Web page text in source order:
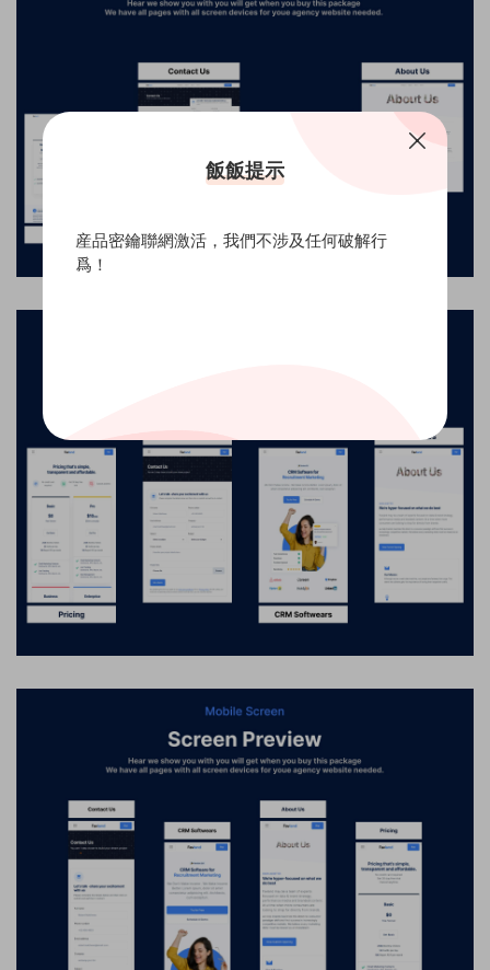
飯飯提示
産品密鑰聯網激活，我們不涉及任何破解行
爲！